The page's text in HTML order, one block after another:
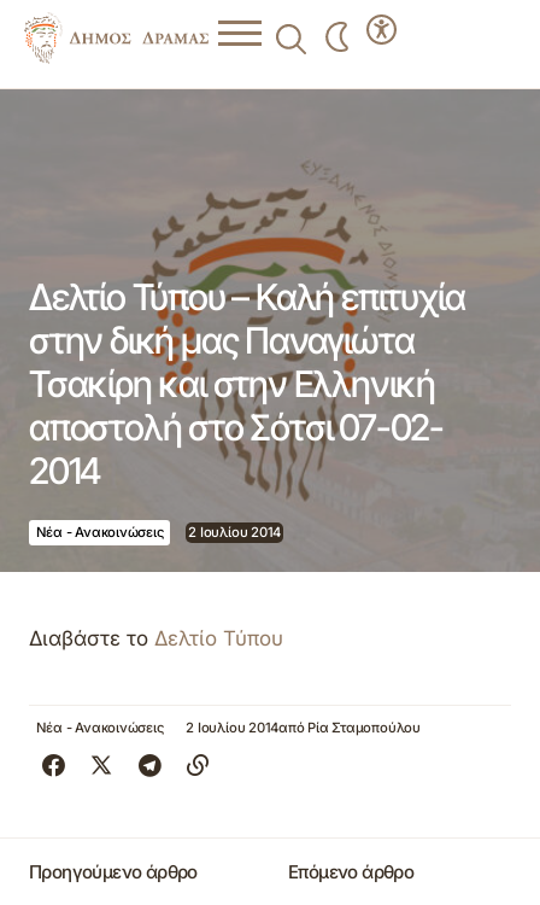
Δελτίο Τύπου – Καλή επιτυχία
στην δική μας Παναγιώτα
Τσακίρη και στην Ελληνική
αποστολή στο Σότσι 07-02-
2014
Νέα - Ανακοινώσεις 2 Ιουλίου 2014
Διαβάστε το Δελτίο Τύπου
Νέα - Ανακοινώσεις 2 Ιουλίου 2014από Ρία Σταμοπούλου
Προηγούμενο άρθρο Επόμενο άρθρο